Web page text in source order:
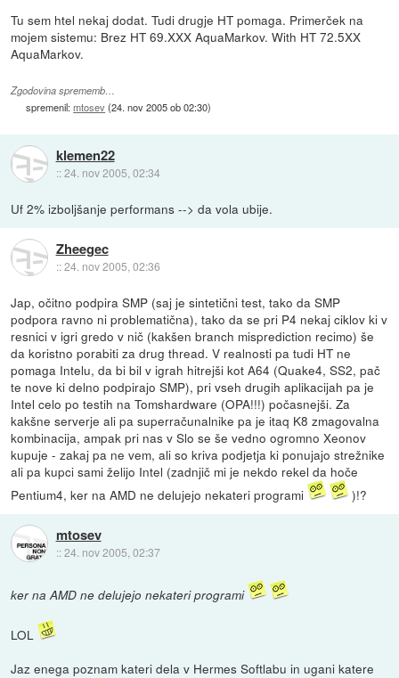
Tu sem htel nekaj dodat. Tudi drugje HT pomaga. Primerček na
mojem sistemu: Brez HT 69.XXX AquaMarkov. With HT 72.5XX
AquaMarkov.
Zgodovina sprememb…
spremenil:mtosev(24. nov 2005 ob 02:30)
klemen22
::24. nov 2005, 02:34
Uf 2% izboljšanje performans --> da vola ubije.
Zheegec
::24. nov 2005, 02:36
Jap, očitno podpira SMP (saj je sintetični test, tako da SMP
podpora ravno ni problematična), tako da se pri P4 nekaj ciklov ki v
resnici v igri gredo v nič (kakšen branch misprediction recimo) še
da koristno porabiti za drug thread. V realnosti pa tudi HT ne
pomaga Intelu, da bi bil v igrah hitrejši kot A64 (Quake4, SS2, pač
te nove ki delno podpirajo SMP), pri vseh drugih aplikacijah pa je
Intel celo po testih na Tomshardware (OPA!!!) počasnejši. Za
kakšne serverje ali pa superračunalnike pa je itaq K8 zmagovalna
kombinacija, ampak pri nas v Slo se še vedno ogromno Xeonov
kupuje - zakaj pa ne vem, ali so kriva podjetja ki ponujajo strežnike
ali pa kupci sami želijo Intel (zadnjič mi je nekdo rekel da hoče
Pentium4, ker na AMD ne delujejo nekateri programi
)!?
mtosev
::24. nov 2005, 02:37
ker na AMD ne delujejo nekateri programi
LOL
Jaz enega poznam kateri dela v Hermes Softlabu in ugani katere